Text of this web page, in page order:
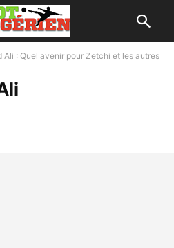
Ali : Quel avenir pour Zetchi et les autres